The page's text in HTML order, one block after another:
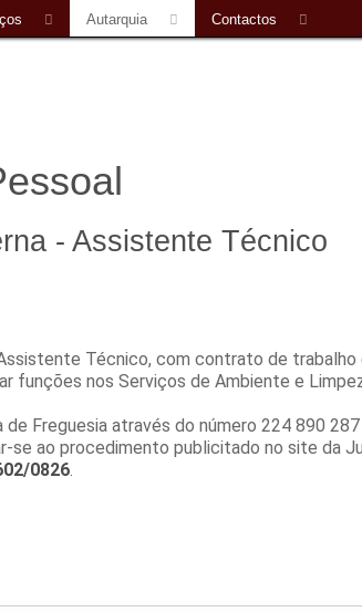
Autarquia Contactos
- Assistente Técnico
Técnico, com contrato de
funções nos Serviços de Ambiente e
Freguesia através do número 224 890
se ao procedimento publicitado no site da
0826